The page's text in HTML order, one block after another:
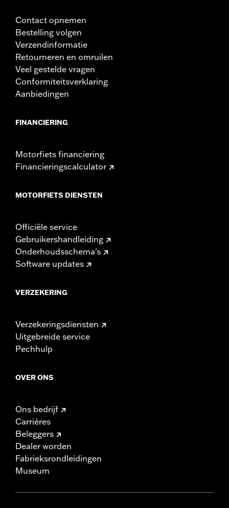
Contact opnemen
Bestelling volgen
Verzendinformatie
Retourneren en omruilen
Veel gestelde vragen
Conformiteitsverklaring
Aanbiedingen
FINANCIERING
Motorfiets financiering
Financieringscalculator
MOTORFIETS DIENSTEN
Officiële service
Gebruikershandleiding
Onderhoudsschema's
Software updates
VERZEKERING
Verzekeringsdiensten
Uitgebreide service
Pechhulp
OVER ONS
Ons bedrijf
Carrières
Beleggers
Dealer worden
Fabrieksrondleidingen
Museum